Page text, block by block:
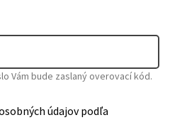
Vám bude zaslaný overovací kód.
údajov podľa